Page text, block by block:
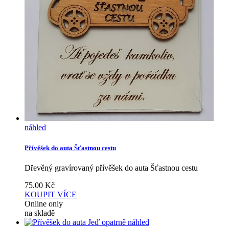
náhled
Přívěšek do auta Šťastnou cestu
Dřevěný gravírovaný přívěšek do auta Šťastnou cestu
75.00 Kč
KOUPIT VÍCE
Online only
na skladě
náhled